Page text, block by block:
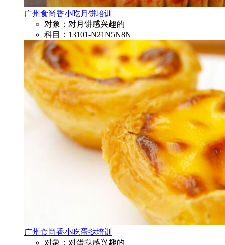
广州食尚香小吃月饼培训
对象：对月饼感兴趣的
科目：13101-N21N5N8N
广州食尚香小吃蛋挞培训
对象：对蛋挞感兴趣的